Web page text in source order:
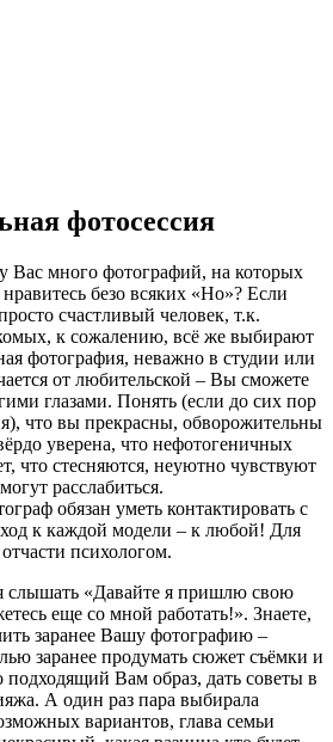
фотосессия
Вас много фотографий, на которых
безо всяких «Но»? Если
счастливый человек, т.к.
к сожалению, всё же выбирают
фотография, неважно в студии или
от любительской – Вы сможете
глазами. Понять (если до сих пор
что вы прекрасны, обворожительны
уверена, что нефотогеничных
что стесняются, неуютно чувствуют
расслабиться.
обязан уметь контактировать с
к каждой модели – к любой! Для
психологом.
слышать «Давайте я пришлю свою
еще со мной работать!». Знаете,
заранее Вашу фотографию –
заранее продумать сюжет съёмки и
подходящий Вам образ, дать советы в
А один раз пара выбирала
вариантов, глава семьи